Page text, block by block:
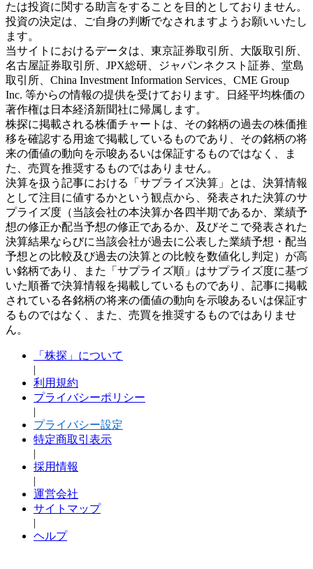
たは投資に関する助言をすることを目的としておりません。
投資の決定は、ご自身の判断でなされますようお願いいたし
ます。
当サイトにおけるデータは、東京証券取引所、大阪取引所、
名古屋証券取引所、JPX総研、ジャパンネクスト証券、堂島
取引所、China Investment Information Services、CME Group
Inc. 等からの情報の提供を受けております。日経平均株価の
著作権は日本経済新聞社に帰属します。
株探に掲載される株価チャートは、その銘柄の過去の株価推
移を確認する用途で掲載しているものであり、その銘柄の将
来の価値の動向を示唆あるいは保証するものではなく、ま
た、売買を推奨するものではありません。
決算を扱う記事における「サプライズ決算」とは、決算情報
として注目に値するかという観点から、発表された決算のサ
プライズ度（当該会社の本決算か各四半期であるか、業績予
想の修正か配当予想の修正であるか、及びそこで発表された
決算結果ならびに当該会社が過去に公表した業績予想・配当
予想との比較及び過去の決算との比較を数値化し判定）が高
い銘柄であり、また「サプライズ順」はサプライズ度に基づ
いた順番で決算情報を掲載しているものであり、記事に掲載
されている各銘柄の将来の価値の動向を示唆あるいは保証す
るものではなく、また、売買を推奨するものではありませ
ん。
「株探」について
|
利用規約
プライバシーポリシー
|
プライバシー設定
特定商取引表示
|
採用情報
|
運営会社
サイトマップ
|
ヘルプ